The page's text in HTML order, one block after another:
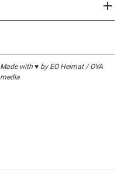
Made with ♥ by EO Heimat / OYA
media